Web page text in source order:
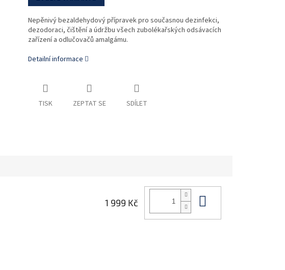
Nepěnivý bezaldehydový přípravek pro současnou dezinfekci,
dezodoraci, čištění a údržbu všech zubolékařských odsávacích
zařízení a odlučovačů amalgámu.
Detailní informace
TISK ZEPTAT SE SDÍLET
1 999 Kč